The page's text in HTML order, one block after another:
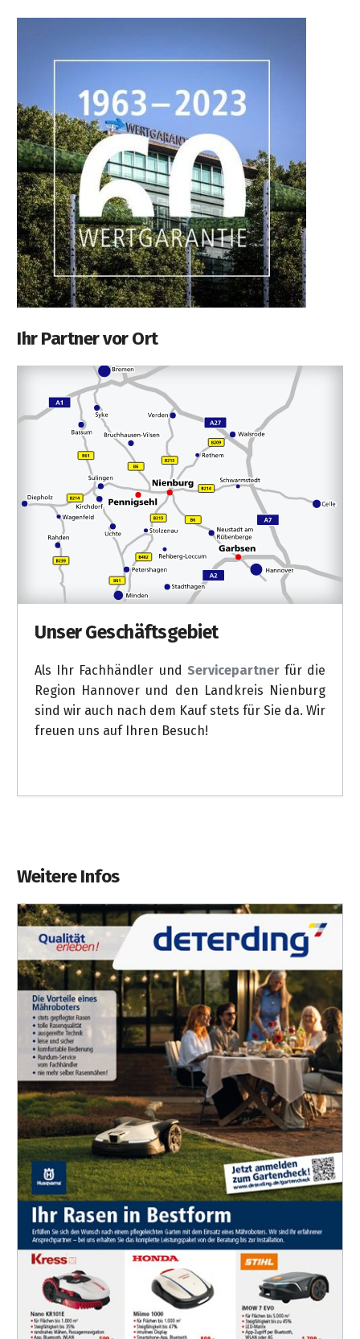
Ihr Partner vor Ort
Unser Geschäftsgebiet
Als Ihr Fachhändler und Servicepartnerfür die
Region Hannover und den Landkreis Nienburg
sind wir auch nach dem Kauf stets für Sie da. Wir
freuen uns auf Ihren Besuch!
Weitere Infos